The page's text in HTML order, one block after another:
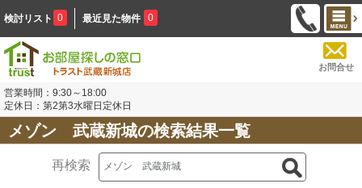
検討リスト 0 最近見た物件 0
お問合せ
営業時間：9:30～18:00
定休日：第2第3水曜日定休日
メゾン 武蔵新城の検索結果一覧
再検索